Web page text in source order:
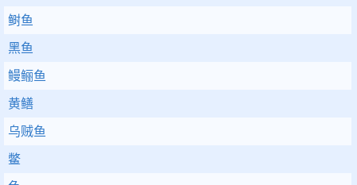
鲥鱼
黑鱼
鳗鲡鱼
黄鳝
乌贼鱼
鳖